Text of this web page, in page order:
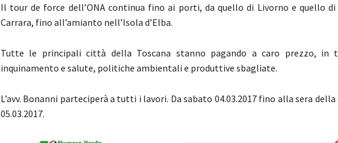
Il tour de force dell’ONA continua fino ai porti, da quello di Livorno e quello di
Carrara, fino all’amianto nell’Isola d’Elba.
Tutte le principali città della Toscana stanno pagando a caro prezzo, in
inquinamento e salute, politiche ambientali e produttive sbagliate.
L’avv. Bonanni parteciperà a tutti i lavori. Da sabato 04.03.2017 fino alla sera
05.03.2017.